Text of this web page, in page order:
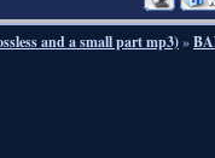
and a small part mp3)»